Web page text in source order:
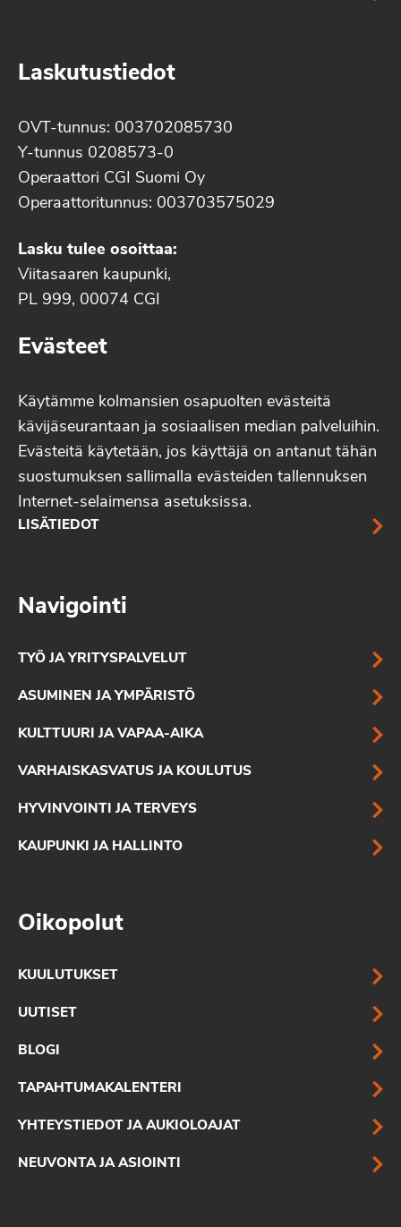
Laskutustiedot
OVT-tunnus: 003702085730
Y-tunnus 0208573-0
Operaattori CGI Suomi Oy
Operaattoritunnus: 003703575029
Lasku tulee osoittaa:
Viitasaaren kaupunki,
PL 999, 00074 CGI
Evästeet
Käytämme kolmansien osapuolten evästeitä
kävijäseurantaan ja sosiaalisen median palveluihin.
Evästeitä käytetään, jos käyttäjä on antanut tähän
suostumuksen sallimalla evästeiden tallennuksen
Internet-selaimensa asetuksissa.
LISÄTIEDOT
Navigointi
TYÖ JA YRITYSPALVELUT
ASUMINEN JA YMPÄRISTÖ
KULTTUURI JA VAPAA-AIKA
VARHAISKASVATUS JA KOULUTUS
HYVINVOINTI JA TERVEYS
KAUPUNKI JA HALLINTO
Oikopolut
KUULUTUKSET
UUTISET
BLOGI
TAPAHTUMAKALENTERI
YHTEYSTIEDOT JA AUKIOLOAJAT
NEUVONTA JA ASIOINTI